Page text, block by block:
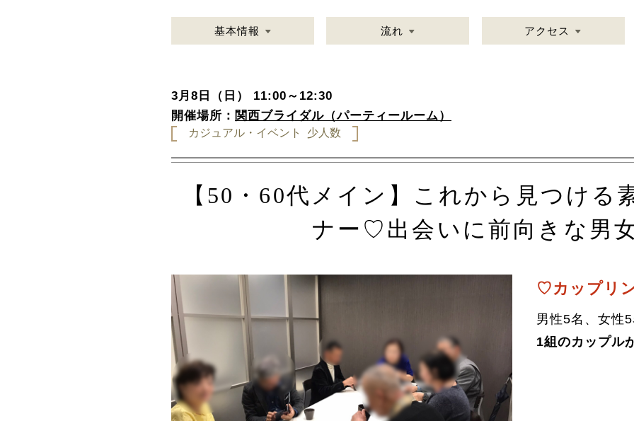
基本情報 流れ アクセス
3月8日（日） 11:00～12:30
開催場所： 関西ブライダル（パーティールーム）
カジュアル・イベント 少人数
【50・60代メイン】これから見つける
ナー♡出会いに前向きな男
♡カップリ
男性5名、女性
1組のカップル